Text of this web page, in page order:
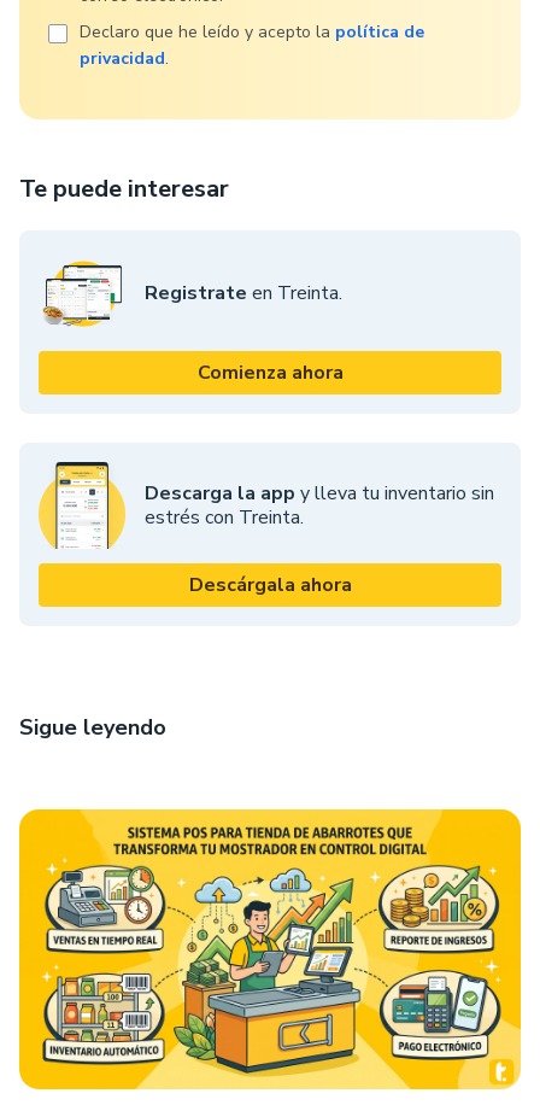
Te puede interesar
Registrate en Treinta.
Comienza ahora
Descarga la app y lleva tu inventario sin
estrés con Treinta.
Descárgala ahora
Declaro que he leído y acepto la política de
privacidad.
Sigue leyendo